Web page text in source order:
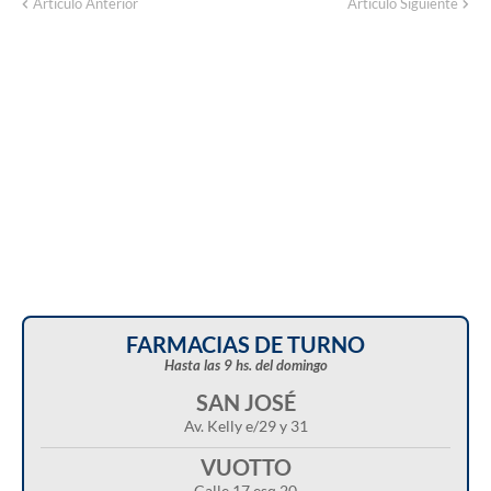
FARMACIAS DE TURNO
Hasta las 9 hs. del domingo
SAN JOSÉ
Av. Kelly e/29 y 31
VUOTTO